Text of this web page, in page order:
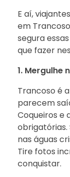
E aí,
em
segura
que fazer
1. Mergulhe
Trancoso é
parecem
Coqueiros e
obrigatórias.
nas águas
Tire fotos
conquistar.